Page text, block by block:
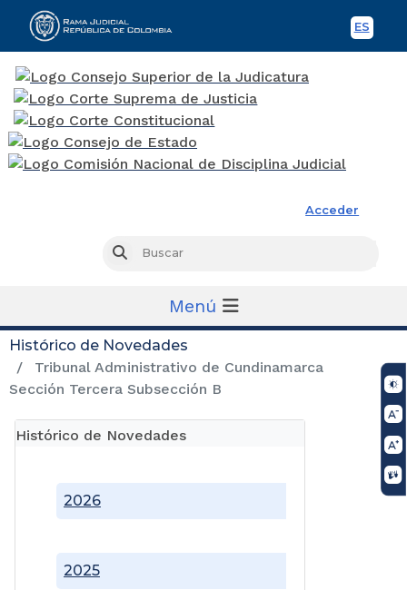
ES
Acceder
Buscar
Menú
Histórico de Novedades
Tribunal Administrativo de Cundinamarca
Sección Tercera Subsección B
Histórico de Novedades
2025
2026